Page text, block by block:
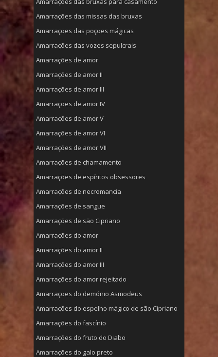
Amarrações das missas das bruxas
Amarrações das poções mágicas
Amarrações das vozes sepulcrais
Amarrações de amor
Amarrações de amor II
Amarrações de amor III
Amarrações de amor IV
Amarrações de amor V
Amarrações de amor VI
Amarrações de amor VII
Amarrações de chamamento
Amarrações de espíritos obsessores
Amarrações de necromancia
Amarrações de sangue
Amarrações de são Cipriano
Amarrações do amor
Amarrações do amor II
Amarrações do amor III
Amarrações do amor rejeitado
Amarrações do demónio Asmodeus
Amarrações do espelho mágico de são Cipriano
Amarrações do fascínio
Amarrações do fruto do Diabo
Amarrações do galo preto